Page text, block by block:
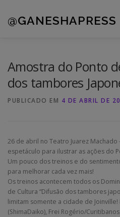
@GANESHAPRESS
Amostra do Ponto
dos tambores
PUBLICADO EM 4 DE ABRIL DE
26 de abril no Teatro Juarez Machado
espetáculo para ilustrar as ações do
Um pouco dos treinos e do
para melhorar cada vez mais!
Os treinos acontecem todos os
de Cultura “Difusão dos tambores
limitam somente a cidade de
(ShimaDaiko), Frei Rogério/